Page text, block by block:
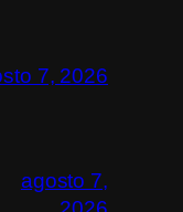
7, 2026
agosto 7,